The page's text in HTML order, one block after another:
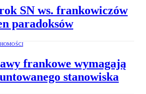
SN ws. frankowiczów
paradoksów
frankowe wymagają
stanowiska